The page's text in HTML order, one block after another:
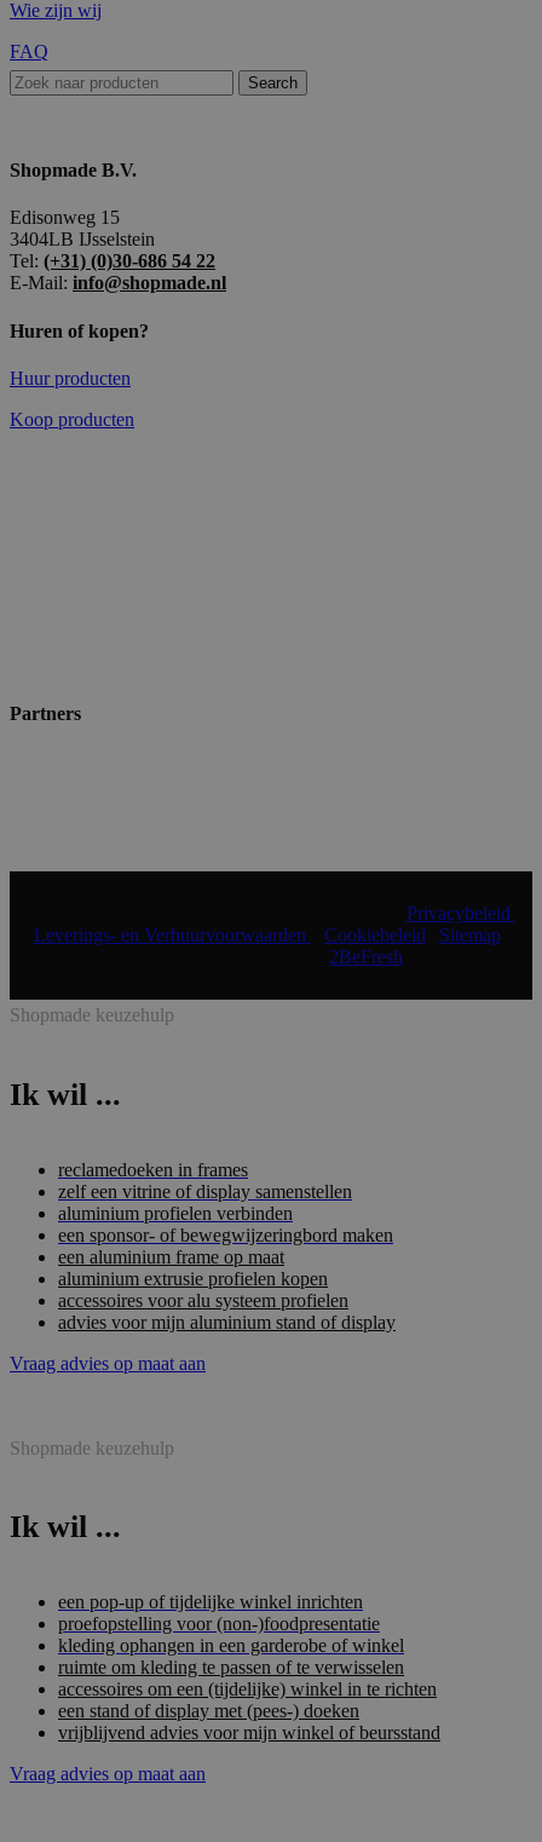
Wie zijn wij
FAQ
Search
Shopmade B.V.
Edisonweg 15
3404LB IJsselstein
Tel: (+31) (0)30-686 54 22
E-Mail: info@shopmade.nl
Huren of kopen?
Huur producten
Koop producten
Partners
Privacybeleid
Leverings- en Verhuurvoorwaarden
Cookiebeleid Sitemap|
2BeFresh
Shopmade keuzehulp
Ik wil ...
reclamedoeken in frames
zelf een vitrine of display samenstellen
aluminium profielen verbinden
een sponsor- of bewegwijzeringbord maken
een aluminium frame op maat
aluminium extrusie profielen kopen
accessoires voor alu systeem profielen
advies voor mijn aluminium stand of display
Vraag advies op maat aan
Shopmade keuzehulp
Ik wil ...
een pop-up of tijdelijke winkel inrichten
proefopstelling voor (non-)foodpresentatie
kleding ophangen in een garderobe of winkel
ruimte om kleding te passen of te verwisselen
accessoires om een (tijdelijke) winkel in te richten
een stand of display met (pees-) doeken
vrijblijvend advies voor mijn winkel of beursstand
Vraag advies op maat aan